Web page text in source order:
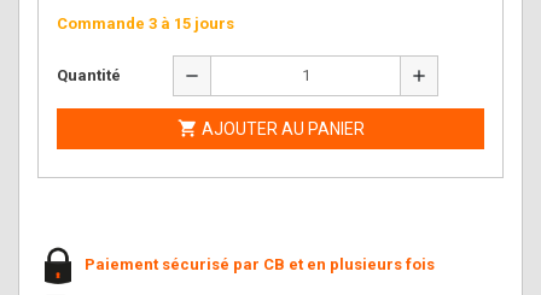
Commande 3 à 15 jours
Quantité remove add
 AJOUTER AU PANIER
Paiement sécurisé par CB et en plusieurs fois